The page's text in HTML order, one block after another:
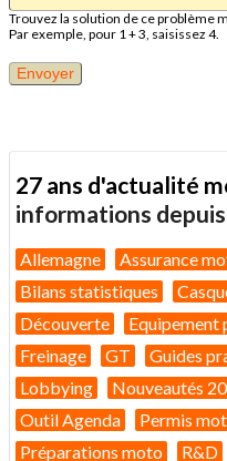
Trouvez la solution de ce problème
Par exemple, pour 1 + 3, saisissez 4.
27 ans d'actualité
informations
Allemagne Assurance
Bilans statistiques
Découverte
Equipement
Freinage
GT Guides
Lobbying
Nouveautés
Outil Agenda
Permis
Préparations moto
R&D